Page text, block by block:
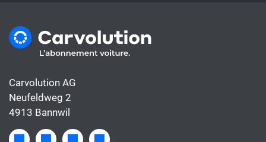
Carvolution AG
Neufeldweg 2
4913 Bannwil